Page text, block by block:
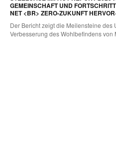
GEMEINSCHAFT UND
NET <BR> ZERO-ZUKUNFT
Der Bericht zeigt die Meilensteine
Verbesserung des Wohlbefindens von